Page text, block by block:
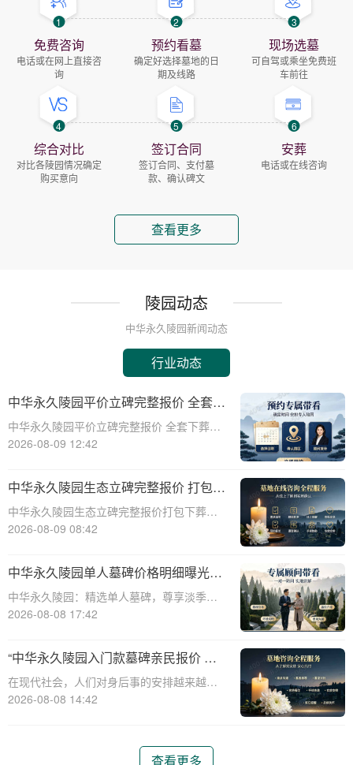
1
免费咨询
电话或在网上直接咨
询
2
预约看墓
确定好选择墓地的日
期及线路
3
现场选墓
可自驾或乘坐免费班
车前往
4
综合对比
对比各陵园情况确定
购买意向
5
签订合同
签订合同、支付墓
款、确认碑文
6
安葬
电话或在线咨询
查看更多
陵园动态
中华永久陵园新闻动态
行业动态
中华永久陵园平价立碑完整报价 全套下
葬流程打包降价详解
中华永久陵园平价立碑完整报价 全套下葬流
程打包降价详解☎ 中华永久陵园电话:400-
生老病死。当我们的亲人离开这个世界，留
下的是无尽的思念和缅怀。而中华
2026-08-09 12:42
中华永久陵园生态立碑完整报价 打包下
葬服务同步享折扣详解
中华永久陵园生态立碑完整报价打包下葬服
务同步享折扣详解☎ 中华永久陵园电话:400-
之一，一直致力于为用户提供高品质的殡葬
服务。生态立碑作为一种新型的殡
2026-08-09 08:42
中华永久陵园单人墓碑价格明细曝光：
淡季下单立省数千，限时优惠深度解析
中华永久陵园：精选单人墓碑，尊享淡季限
时优惠☎ 中华永久陵园电话:400-838-5063
始终以提供高品质的墓碑产品和服务为己
任。本文将全面解析中华永久陵园多款
2026-08-08 17:42
“中华永久陵园入门款墓碑亲民报价 一
次性付清享折上折：超值优惠与便捷选
择的完美结合”
在现代社会，人们对身后事的安排越来越重
视，而墓碑作为逝者最后的尊严象征，其选
提供高品质、个性化的墓碑选择，同时注重
2026-08-08 14:42
查看更多